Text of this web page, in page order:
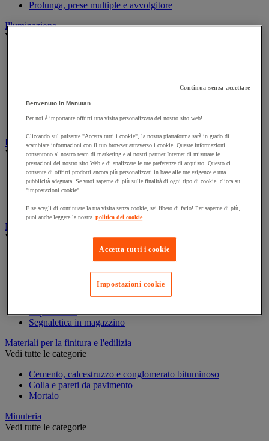
Prolunga, prese multiple e avvolgitore
Illuminazione
Vedi tutte le categorie
Lampadina
Torcia
Ingrassaggio e lubrificazione
Vedi tutte le categorie
Anti-aderente
Attrezzi per lubrificazione
Grasso e olio
Lubrificante e sbloccante
Marcatura
Vedi tutte le categorie
Marcatura permanente
Marcatura temporanea
Nastro adesivo di marcatura
Segnaletica in magazzino
Materiali per la finitura e l'edilizia
Vedi tutte le categorie
Cemento, calcestruzzo e conglomerato bituminoso
Colla e pareti da pavimento
Mortaio
Minuteria
Vedi tutte le categorie
Continua senza accettare
Benvenuto in Manutan
Per noi è importante offrirti una visita personalizzata del nostro sito web!
Cliccando sul pulsante "Accetta tutti i cookie", la nostra piattaforma sarà in grado di
scambiare informazioni con il tuo browser attraverso i cookie. Queste informazioni
consentono al nostro team di marketing e ai nostri partner Internet di misurare le
prestazioni del nostro sito Web e di analizzare le tue preferenze di acquisto. Questo ci
consente di offrirti prodotti ancora più personalizzati in base alle tue esigenze e una
pubblicità adeguata. Se vuoi saperne di più sulle finalità di ogni tipo di cookie, clicca su
"impostazioni cookie".
E se scegli di continuare la tua visita senza cookie, sei libero di farlo! Per saperne di più,
puoi anche leggere la nostra politica dei cookie
Accetta tutti i cookie
Impostazioni cookie